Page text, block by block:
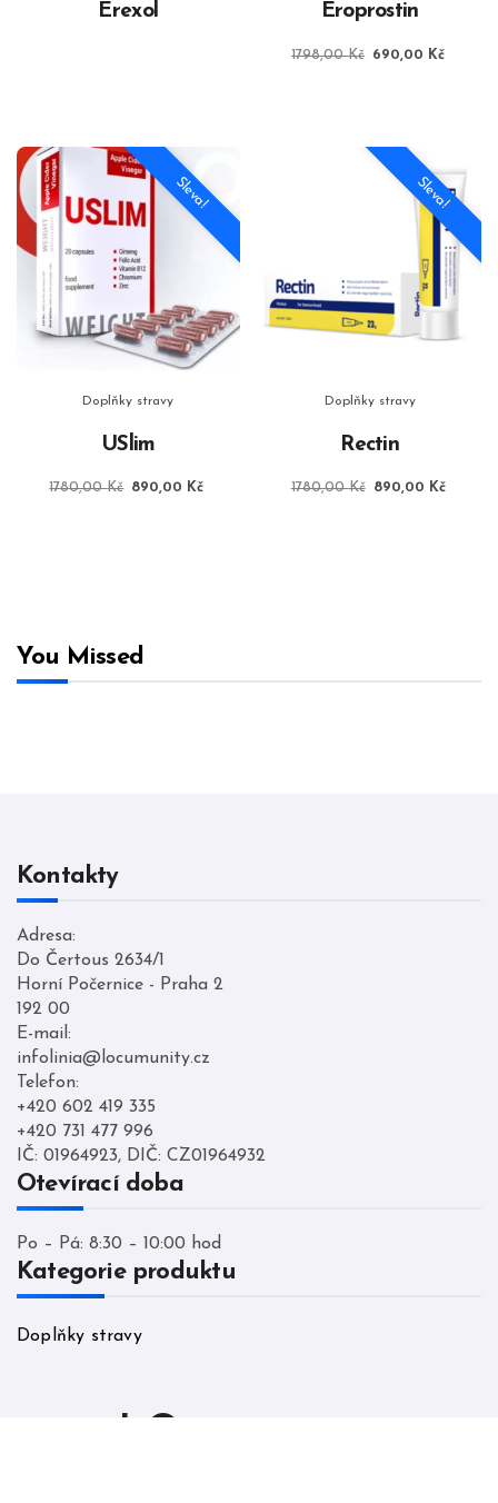
Erexol Eroprostin
1798,00Kč
Původní
690,00 Kč
Sleva!
Doplňky stravy
USlim
1780,00Kč Původní
890,00 Kč
Sleva!
Doplňky stravy
Rectin
1780,00Kč
Původní
890,00 Kč
You Missed
Kontakty
Adresa:
Do Čertous 2634/1
Horní Počernice - Praha 2
192 00
E-mail:
infolinia@locumunity.cz
Telefon:
+420 602 419 335
+420 731 477 996
IČ: 01964923, DIČ: CZ01964932
Otevírací doba
Po – Pá: 8:30 – 10:00 hod
Kategorie produktu
Doplňky stravy